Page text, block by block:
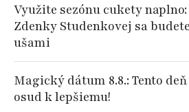
Využite sezónu cukety naplno:
Zdenky Studenkovej sa
ušami
Magický dátum 8.8.: Tento
osud k lepšiemu!